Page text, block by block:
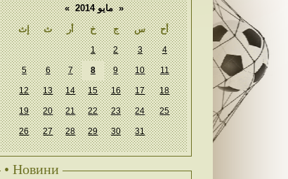
« مايو 2014 »
إث
ث أر خ ج س أح
1 2 3 4
5 6 7 8 9 10 11
12 13 14 15 16 17 18
19 20 21 22 23 24 25
26 27 28 29 30 31
• Новини